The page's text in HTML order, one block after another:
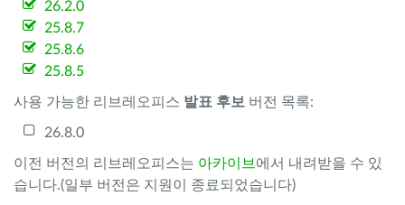
26.2.0
25.8.7
25.8.6
25.8.5
사용 가능한 리브레오피스 발표 후보 버전 목록:
26.8.0
이전 버전의 리브레오피스는 아카이브 에서 내려받을 수 있
습니다.(일부 버전은 지원이 종료되었습니다)